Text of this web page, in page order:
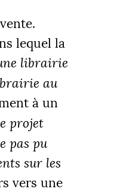
lequel la
librairie
au
à un
projet
pas pu
sur les
vers une
OBJECTIF
000 €